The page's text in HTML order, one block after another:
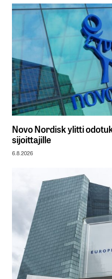
Novo Nordisk ylitti
sijoittajille
6.8.2026